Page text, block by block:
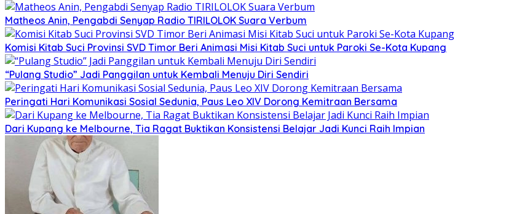
Matheos Anin, Pengabdi Senyap Radio TIRILOLOK Suara Verbum
Komisi Kitab Suci Provinsi SVD Timor Beri Animasi Misi Kitab Suci untuk Paroki Se-Kota Kupang
“Pulang Studio” Jadi Panggilan untuk Kembali Menuju Diri Sendiri
Peringati Hari Komunikasi Sosial Sedunia, Paus Leo XIV Dorong Kemitraan Bersama
Dari Kupang ke Melbourne, Tia Ragat Buktikan Konsistensi Belajar Jadi Kunci Raih Impian